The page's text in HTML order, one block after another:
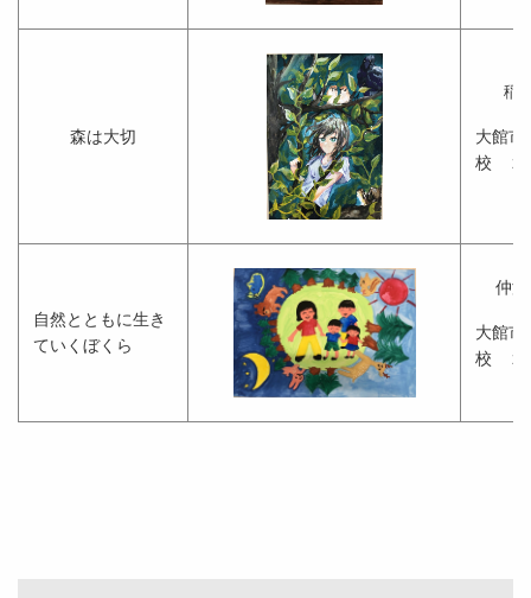
森は大切
稲
大館市
校 ２
自然とともに生き
ていくぼくら
仲
大館市
校 ２